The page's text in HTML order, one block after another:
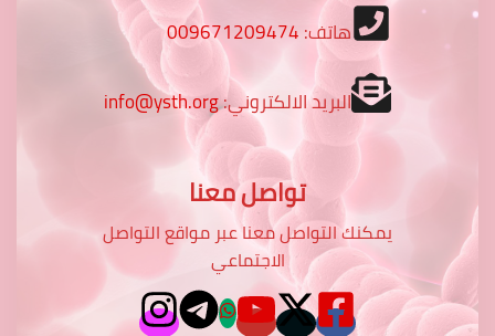
هاتف:009671209474
البريد الالكتروني:info@ysth.org
تواصل معنا
يمكنك التواصل معنا عبر مواقع التواصل
الاجتماعي